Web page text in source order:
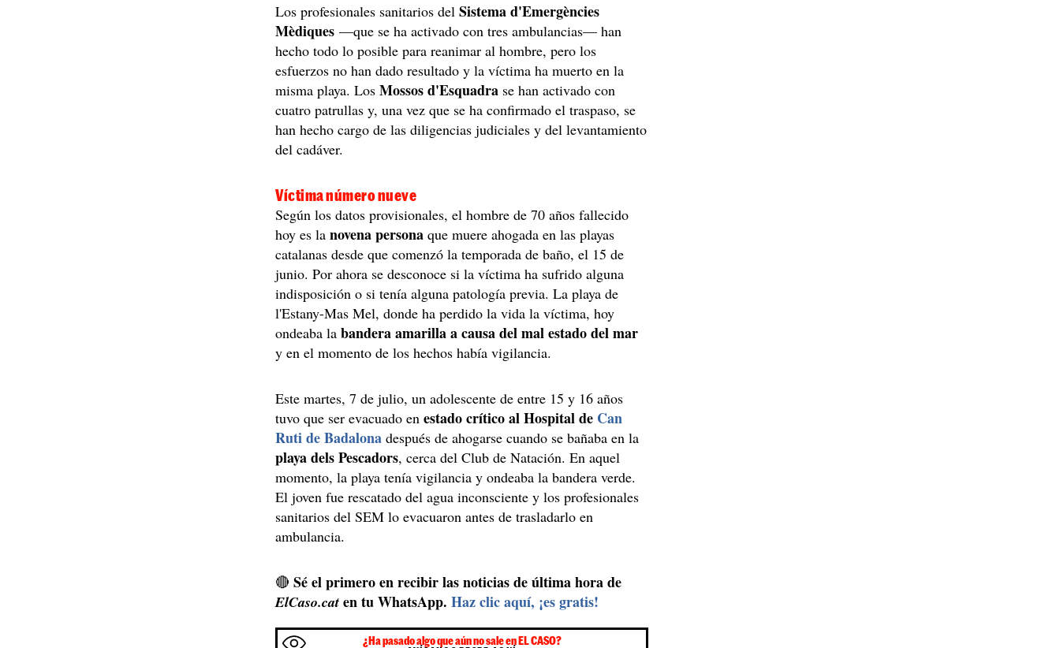
Los profesionales sanitarios delSistema d'Emergències
Mèdiques —que se ha activado con tres ambulancias— han
hecho todo lo posible para reanimar al hombre, pero los
esfuerzos no han dado resultado y la víctima ha muerto en la
misma playa. LosMossos d'Esquadra se han activado con
cuatro patrullas y, una vez que se ha confirmado el traspaso, se
han hecho cargo de las diligencias judiciales y del levantamiento
del cadáver.
Víctima número nueve
Según los datos provisionales, el hombre de 70 años fallecido
hoy es lanovena persona que muere ahogada en las playas
catalanas desde que comenzó la temporada de baño, el 15 de
junio. Por ahora se desconoce si la víctima ha sufrido alguna
indisposición o si tenía alguna patología previa. La playa de
l'Estany-Mas Mel, donde ha perdido la vida la víctima, hoy
ondeaba labandera amarilla a causa del mal estado del mar
y en el momento de los hechos había vigilancia.
Este martes, 7 de julio, un adolescente de entre 15 y 16 años
tuvo que ser evacuado enestado crítico al Hospital de Can
Ruti de Badalona después de ahogarse cuando se bañaba en la
playa dels Pescadors, cerca del Club de Natación. En aquel
momento, la playa tenía vigilancia y ondeaba la bandera verde.
El joven fue rescatado del agua inconsciente y los profesionales
sanitarios del SEM lo evacuaron antes de trasladarlo en
ambulancia.
🔴Sé el primero en recibir las noticias de última hora de
ElCaso.cat en tu WhatsApp.Haz clic aquí, ¡es gratis!
¿Ha pasado algo que aún no sale en EL CASO?